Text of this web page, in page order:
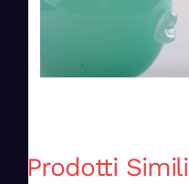
Prodotti Simili